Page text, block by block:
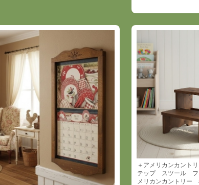
＋アメリカンカン
テップ スツール フ
メリカンカントリー